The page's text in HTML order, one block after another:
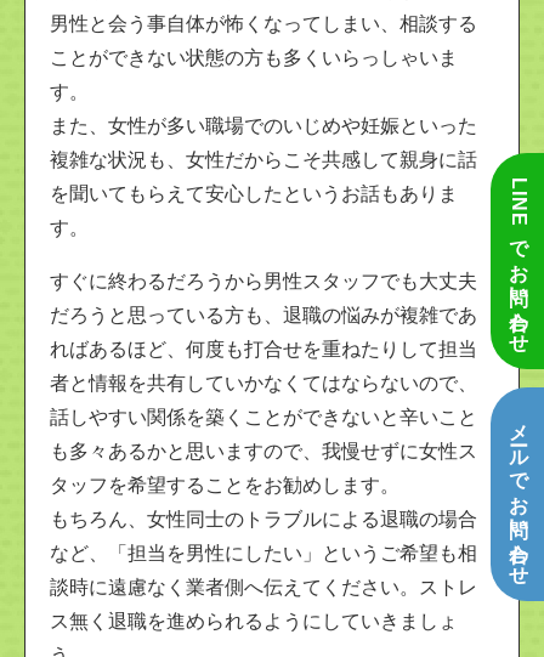
男性と会う事自体が怖くなってしまい、相談する
ことができない状態の方も多くいらっしゃいま
す。
また、女性が多い職場でのいじめや妊娠といった
複雑な状況も、女性だからこそ共感して親身に話
を聞いてもらえて安心したというお話もありま
す。
すぐに終わるだろうから男性スタッフでも大丈夫
だろうと思っている方も、退職の悩みが複雑であ
ればあるほど、何度も打合せを重ねたりして担当
者と情報を共有していかなくてはならないので、
話しやすい関係を築くことができないと辛いこと
も多々あるかと思いますので、我慢せずに女性ス
タッフを希望することをお勧めします。
もちろん、女性同士のトラブルによる退職の場合
など、「担当を男性にしたい」というご希望も相
談時に遠慮なく業者側へ伝えてください。ストレ
ス無く退職を進められるようにしていきましょ
LINEでお問い合わせ
メールでお問い合わせ